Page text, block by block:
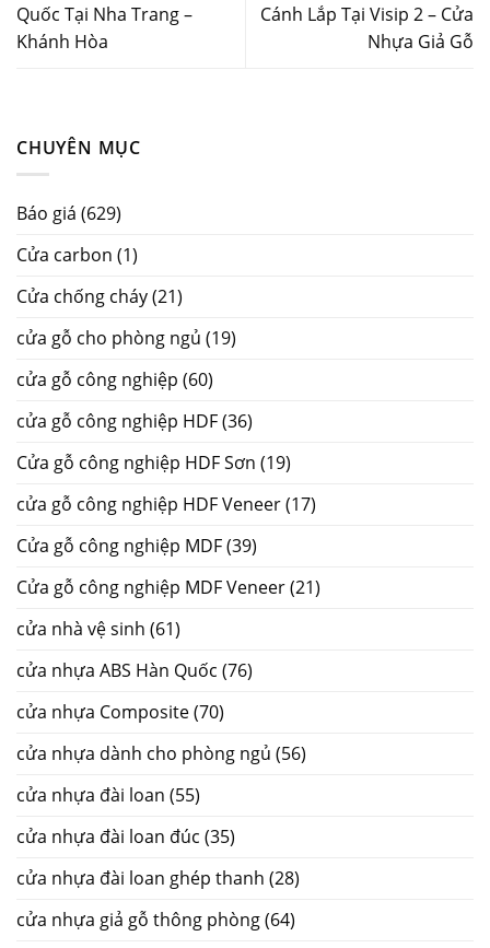
CHUYÊN MỤC
Báo giá (629)
Cửa carbon (1)
Cửa chống cháy(21)
cửa gỗ cho phòng ngủ (19)
cửa gỗ công nghiệp (60)
cửa gỗ công nghiệp HDF(36)
Cửa gỗ công nghiệp HDF Sơn (19)
cửa gỗ công nghiệp HDF Veneer(17)
Cửa gỗ công nghiệp MDF(39)
Cửa gỗ công nghiệp MDF Veneer(21)
cửa nhà vệ sinh (61)
cửa nhựa ABS Hàn Quốc (76)
cửa nhựa Composite(70)
cửa nhựa dành cho phòng ngủ (56)
cửa nhựa đài loan (55)
cửa nhựa đài loan đúc (35)
cửa nhựa đài loan ghép thanh (28)
cửa nhựa giả gỗ thông phòng(64)
Quốc Tại Nha Trang –
Khánh Hòa
Cánh Lắp Tại Visip 2 – Cửa
Nhựa Giả Gỗ